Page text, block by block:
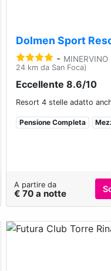
Dolmen Sport
- MINERVINO
24 km da San Foca)
Eccellente 8.6/10
Resort 4 stelle adatto
Pensione Completa
A partire da
€ 70 a notte